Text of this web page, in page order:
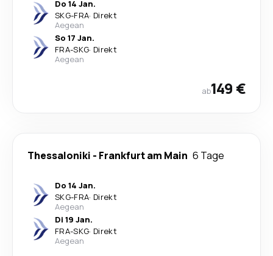
Do 14 Jan.
SKG-FRA· Direkt
Aegean
So 17 Jan.
FRA-SKG· Direkt
Aegean
ab149 €
Thessaloniki - Frankfurt am Main 6 Tage
Do 14 Jan.
SKG-FRA· Direkt
Aegean
Di 19 Jan.
FRA-SKG· Direkt
Aegean